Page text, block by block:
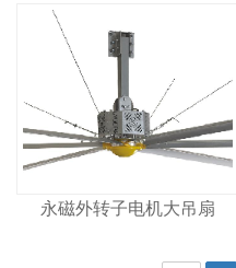
永磁外转子电机大吊扇